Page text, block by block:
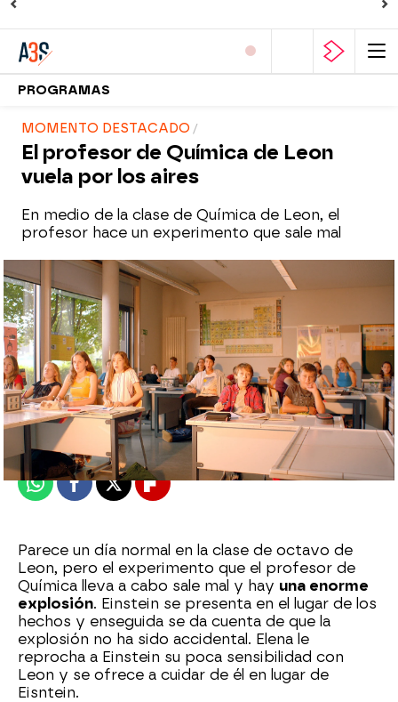
PROGRAMAS
MOMENTO DESTACADO
El profesor de Química de Leon
vuela por los aires
En medio de la clase de Química de Leon, el
profesor hace un experimento que sale mal
atreseries
Madrid
Publicado: 10 de junio de 2020, 23:18
WhatsappFacebook
X Flipboard
Parece un día normal en la clase de octavo de
Leon, pero el experimento que el profesor de
Química lleva a cabo sale mal y hay una enorme
explosión. Einstein se presenta en el lugar de los
hechos y enseguida se da cuenta de que la
explosión no ha sido accidental. Elena le
reprocha a Einstein su poca sensibilidad con
Leon y se ofrece a cuidar de él en lugar de
Eisntein.